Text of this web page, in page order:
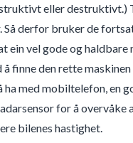
eller
derfor bruker de
vel gode og
finne den rette
med mobiltelefon, en
for å
bilenes hastighet.